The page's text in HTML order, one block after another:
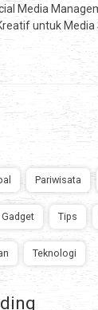
Media
untuk Media
Pariwisata
Gadget Tips
Teknologi